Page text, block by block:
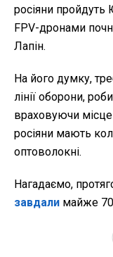
росіяни пройдуть
FPV-дронами
Лапін.
На його думку,
лінії оборони,
враховуючи
росіяни мають
оптоволокні.
Нагадаємо,
завдали майже 70